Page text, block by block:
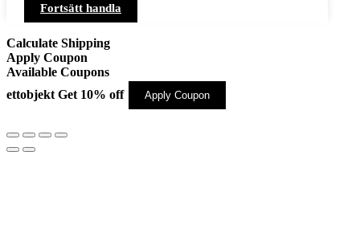
Fortsätt handla
Calculate Shipping
Apply Coupon
Available Coupons
ettobjekt Get 10% off Apply Coupon